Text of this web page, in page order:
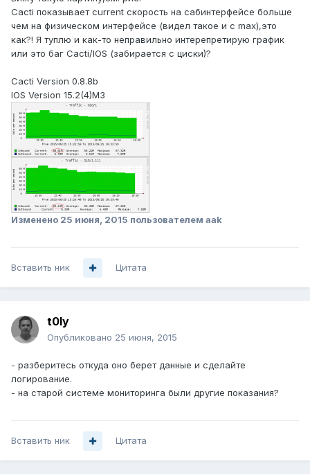
Cacti показывает current скорость на сабинтерфейсе больше
чем на физическом интерфейсе (видел такое и с max),это
как?! Я туплю и как-то неправильно интерепретирую график
или это баг Cacti/IOS (забирается с циски)?
Cacti Version 0.8.8b
IOS Version 15.2(4)M3
Изменено 25 июня, 2015 пользователем aak
Вставить ник Цитата
t0ly
Опубликовано 25 июня, 2015
- разберитесь откуда оно берет данные и сделайте
логирование.
- на старой системе мониторинга были другие показания?
Вставить ник Цитата